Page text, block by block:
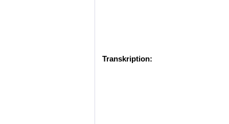
Transkription: